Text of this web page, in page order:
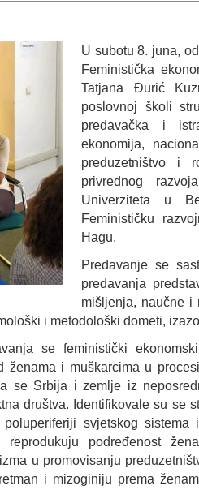
U subotu 8. juna,
Feministička
Tatjana Đurić
poslovnoj školi
predavačka i
ekonomija,
preduzetništvo i
privrednog
Univerziteta u
Feminističku
Hagu.
Predavanje se
predavanja
mišljenja, naučne i
i metodološki dometi,
se feministički
ženama i muškarcima u
se Srbija i zemlje iz
društva. Identifikovale su se
svjetskog
reprodukuju podređenost
u promovisanju
i mizoginiju prema